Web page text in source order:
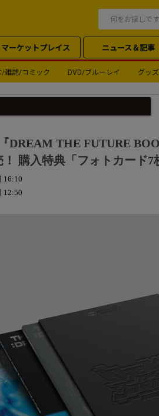
マーケットプレイス ニュース＆記事
/雑誌/コミック DVD/ブルーレイ グッズ
DREAM THE FUTURE
！ 購入特典「フォトカード7
16:10
12:50